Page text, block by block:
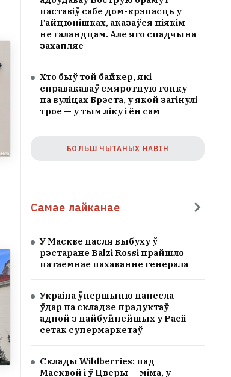
паставіў сабе дом-крэпасць у
Гайцюнішках, аказаўся ніякім
не галандцам. Але яго спадчына
захапляе
Хто быў той байкер, які
справакаваў смяротную гонку
па вуліцах Брэста, у якой загінулі
трое — у тым ліку і ён сам
БОЛЬШ ЧЫТАНЫХ НАВІН
Самае лайканае
У Маскве пасля выбуху ў
рэстаране Balzi Rossi прайшло
патаемнае пахаванне генерала
Украіна ўпершыню нанесла
ўдар па складзе прадуктаў
адной з найбуйнейшых у Расіі
сетак супермаркетаў
Cклады Wildberries: пад
Масквой і ў Цверы — міма, у